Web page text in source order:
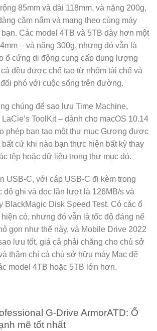
85mm và dài 118mm, và nặng 200g,
cầm nắm và mang theo cùng máy
Các model 4TB và 5TB dày hơn một
– và nặng 300g, nhưng đó vẫn là
ổ cứng di động cung cấp dung lượng
đều được chế tạo từ nhôm tái chế và
phó với cuộc sống trên đường.
chúng để sao lưu Time Machine,
ToolKit – dành cho macOS 10.14
phép bạn tạo một thư mục Gương được
cứ khi nào bạn thực hiện bất kỳ thay
tệp hoặc dữ liệu trong thư mục đó.
USB-C, với cáp USB-C đi kèm trong
độ ghi và đọc lần lượt là 126MB/s và
BlackMagic Disk Speed Test. Có các ổ
có, nhưng đó vẫn là tốc độ đáng nể
gọn như thế này, và Mobile Drive 2022
lưu tốt, giá cả phải chăng cho chủ sở
thậm chí cả chủ sở hữu máy Mac để
model 4TB hoặc 5TB lớn hơn.
G-Drive ArmorATD: Ổ
mẽ tốt nhất